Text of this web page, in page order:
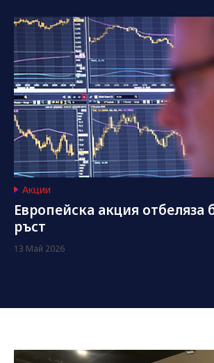
Акции
Европейска акция отбеляза
ръст
13 Май 2026